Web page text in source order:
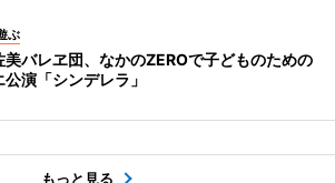
ぶ
美バレヱ団、なかのZEROで子どものための
演「シンデレラ」
もっと見る